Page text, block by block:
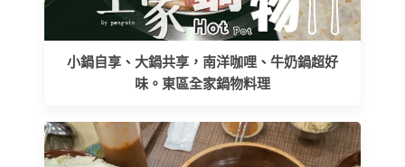
小鍋自享、大鍋共享，南洋咖哩、牛奶鍋超好
味。東區全家鍋物料理